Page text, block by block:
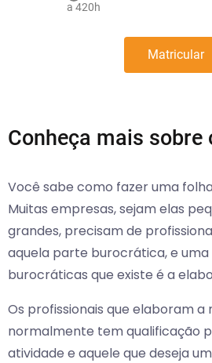
a 420h
Matricular
Conheça mais sobre
Você sabe como fazer uma
Muitas empresas, sejam elas
grandes, precisam de
aquela parte burocrática, e
burocráticas que existe é a
Os profissionais que elaboram a
normalmente tem qualificação
atividade e aquele que deseja